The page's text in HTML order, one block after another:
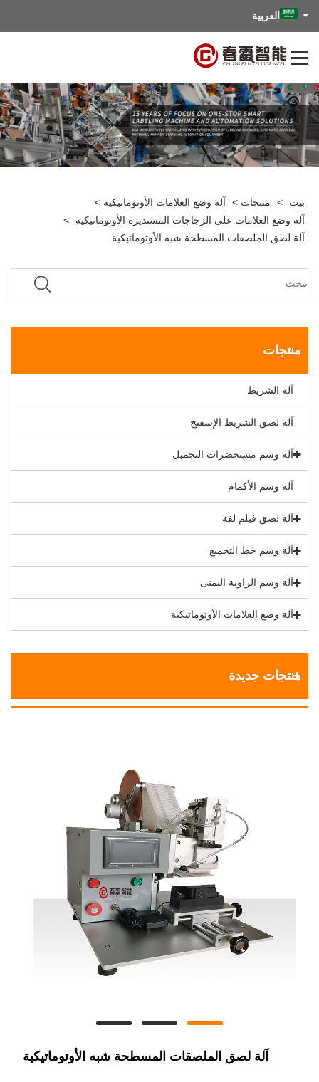
العربية
بيت > منتجات > آلة وضع العلامات الأوتوماتيكية >
آلة وضع العلامات على الزجاجات المستديرة الأوتوماتيكية
>
آلة لصق الملصقات المسطحة شبه الأوتوماتيكية
منتجات
آلة الشريط
آلة لصق الشريط الإسفنج
آلة وسم مستحضرات التجميل
آلة وسم الأكمام
آلة لصق فيلم لفة
آلة وسم خط التجميع
آلة وسم الزاوية اليمنى
آلة وضع العلامات الأوتوماتيكية
منتجات جديدة
آلة لصق الملصقات المسطحة شبه الأوتوماتيكية